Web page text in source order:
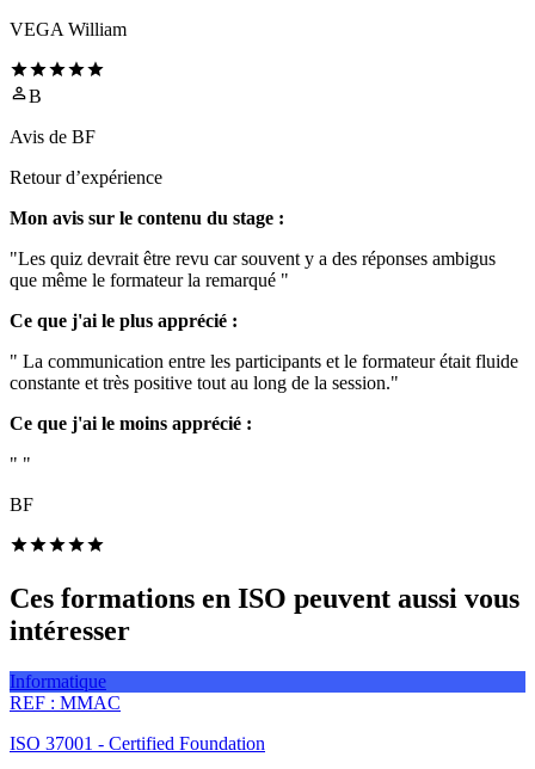
VEGA William
B
Avis de BF
Retour d’expérience
Mon avis sur le contenu du stage :
"Les quiz devrait être revu car souvent y a des réponses ambigus
que même le formateur la remarqué "
Ce que j'ai le plus apprécié :
" La communication entre les participants et le formateur était fluide
constante et très positive tout au long de la session."
Ce que j'ai le moins apprécié :
" "
BF
Ces formations en ISO peuvent aussi vous
intéresser
Informatique
REF : MMAC
ISO 37001 - Certified Foundation